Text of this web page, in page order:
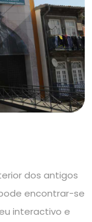
dos antigos
encontrar-se
interactivo e